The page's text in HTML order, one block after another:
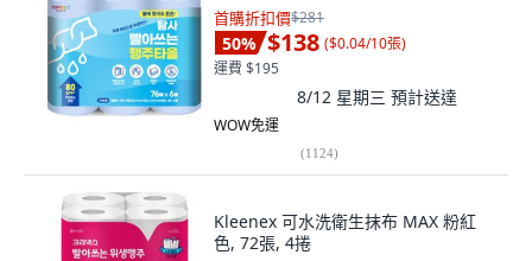
首購折扣價$281
50% $138 ($0.04/10張)
運費 $195
8/12 星期三 預計送達
WOW免運
(1124)
Kleenex 可水洗衛生抹布 MAX 粉紅
色, 72張, 4捲